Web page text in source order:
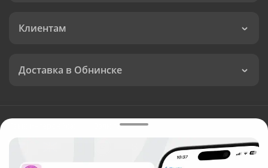
Клиентам
Доставка в Обнинске
Валюта: